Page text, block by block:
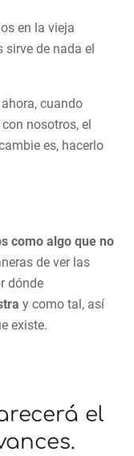
en la vieja
sirve de nada el
cuando
nosotros, el
es, hacerlo
como algo que no
de ver las
dónde
y como tal, así
existe.
el